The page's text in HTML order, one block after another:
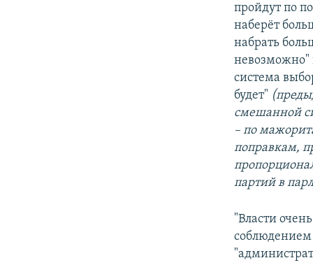
пройдут по
наберёт
набрать
невозможно"
система
будет"
смешанной
– по
поправкам,
партий в
"Власти
соблюдением